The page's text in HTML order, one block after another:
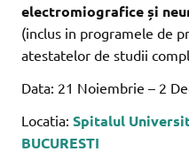
electromiografice și
(inclus in programele de
atestatelor de studii
Data: 21 Noiembrie – 2
Locatia: Spitalul
BUCURESTI